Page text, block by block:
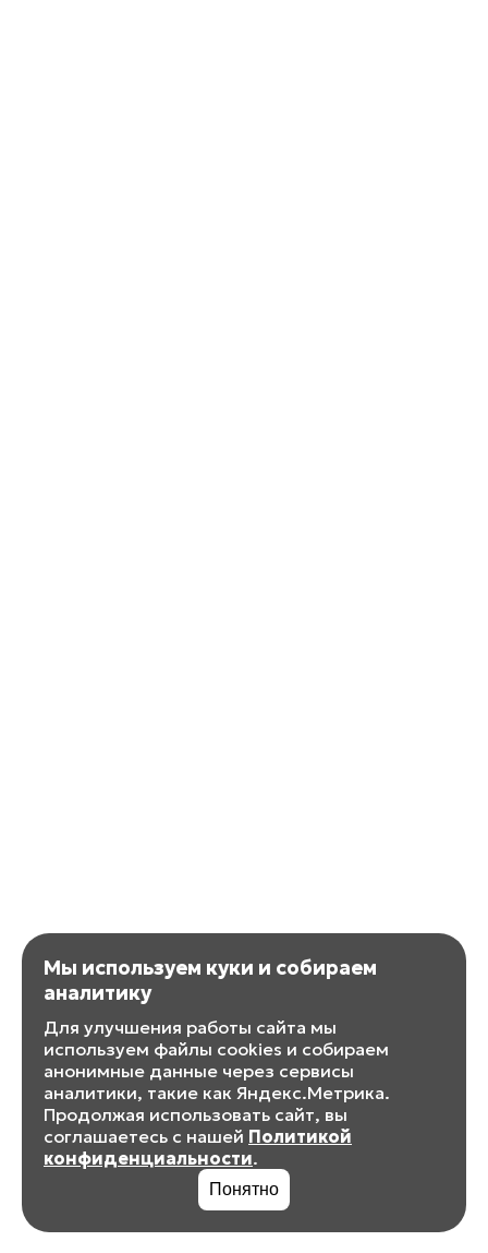
Мы используем куки и собираем
аналитику
Для улучшения работы сайта мы
используем файлы cookies и собираем
анонимные данные через сервисы
аналитики, такие как Яндекс.Метрика.
Продолжая использовать сайт, вы
соглашаетесь с нашей Политикой
конфиденциальности.
Понятно